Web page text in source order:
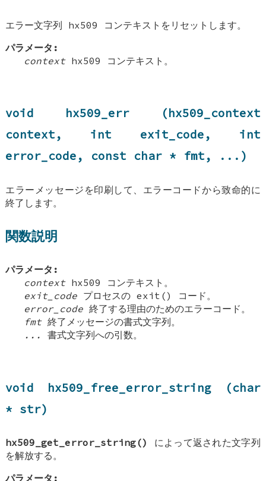
エラー文字列 hx509 コンテキストをリセットします。
パラメータ:
contexthx509 コンテキスト。
void hx509_err (hx509_context
context, int exit_code, int
error_code, const char * fmt, ...)
エラーメッセージを印刷して、エラーコードから致命的に
終了します。
関数説明
パラメータ:
contexthx509 コンテキスト。
exit_code プロセスの exit() コード。
error_code 終了する理由のためのエラーコード。
fmt終了メッセージの書式文字列。
...
書式文字列への引数。
void hx509_free_error_string (char
* str)
hx509_get_error_string()
によって返された文字列
を解放する。
パラメータ: